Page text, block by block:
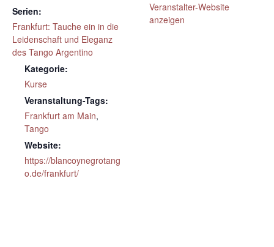
Serien:
Frankfurt: Tauche ein in die
Leidenschaft und Eleganz
des Tango Argentino
Kategorie:
Kurse
Veranstaltung-Tags:
Frankfurt am Main,
Tango
Website:
https://blancoynegrotang
o.de/frankfurt/
Veranstalter-Website
anzeigen